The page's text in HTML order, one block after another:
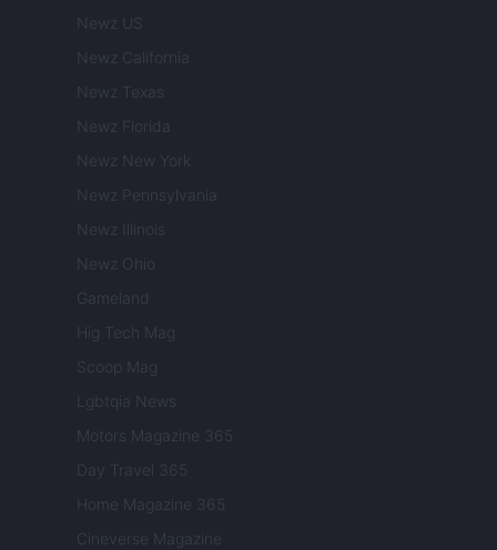
Newz US
Newz California
Newz Texas
Newz Florida
Newz New York
Newz Pennsylvania
Newz Illinois
Newz Ohio
Gameland
Hig Tech Mag
Scoop Mag
Lgbtqia News
Motors Magazine 365
Day Travel 365
Home Magazine 365
Cineverse Magazine